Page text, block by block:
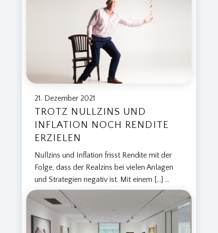
21. Dezember 2021
TROTZ NULLZINS UND
INFLATION NOCH RENDITE
ERZIELEN
Nullzins und Inflation frisst Rendite mit der
Folge, dass der Realzins bei vielen Anlagen
und Strategien negativ ist. Mit einem […] ...